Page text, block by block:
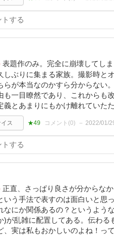
表題作のみ。完全に崩壊してし
しぶりに集まる家族。撮影時と
らが本当なのかすら分からない
も一目瞭然であり、これからも
義とあまりにもかけ離れていた
ス ★49 コメント(0) 2022/01/
正直、さっぱり良さが分からな
いう手法で表すのは面白いと思
なにか関係あるの？というよう
)が乱雑に配置してある。伝わ
、実は私もおかしいのよね！っ